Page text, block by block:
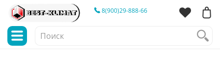
8(900)29-888-66